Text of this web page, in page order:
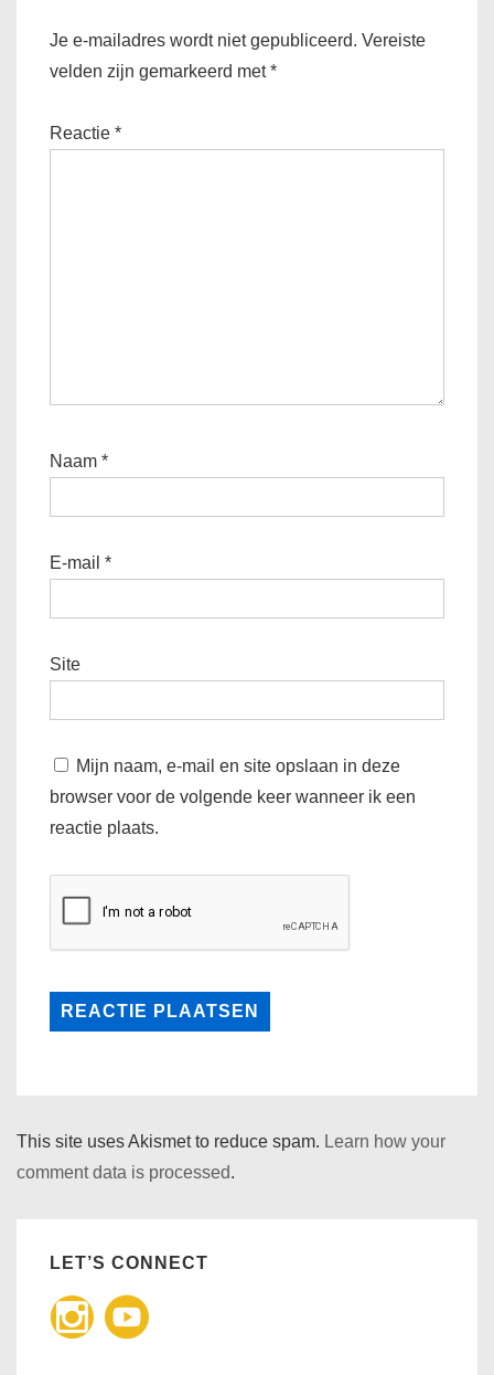
Je e-mailadres wordt niet gepubliceerd. Vereiste
velden zijn gemarkeerd met*
Reactie *
Naam *
E-mail *
Site
Mijn naam, e-mail en site opslaan in deze
browser voor de volgende keer wanneer ik een
reactie plaats.
This site uses Akismet to reduce spam. Learn how your
comment data is processed.
LET’S CONNECT